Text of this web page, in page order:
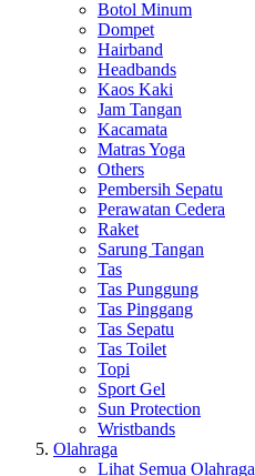
Botol Minum
Dompet
Hairband
Headbands
Kaos Kaki
Jam Tangan
Kacamata
Matras Yoga
Others
Pembersih Sepatu
Perawatan Cedera
Raket
Sarung Tangan
Tas
Tas Punggung
Tas Pinggang
Tas Sepatu
Tas Toilet
Topi
Sport Gel
Sun Protection
Wristbands
Olahraga
Lihat Semua Olahraga